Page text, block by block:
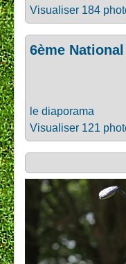
Visualiser 184
6ème
le diaporama
Visualiser 121